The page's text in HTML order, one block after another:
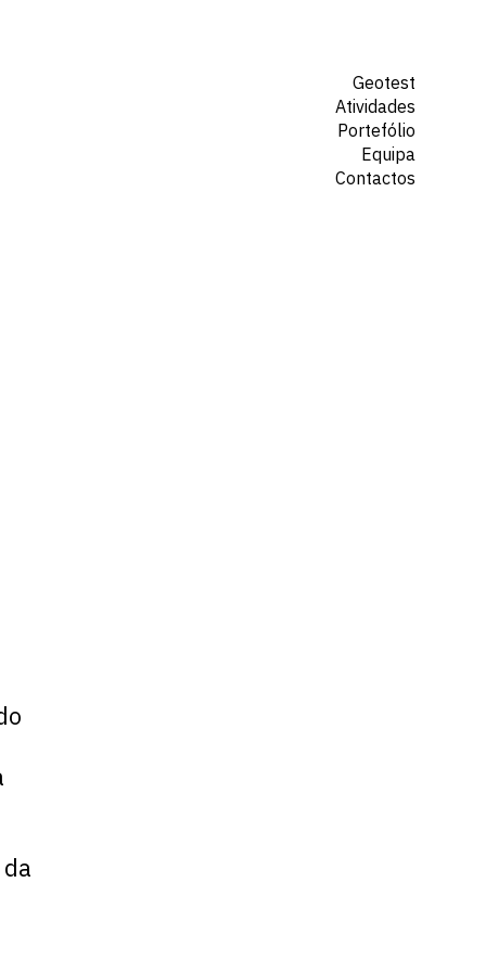
Geotest
Atividades
Portefólio
Equipa
Contactos